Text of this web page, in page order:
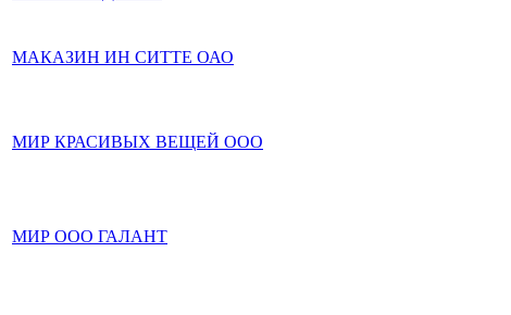
МАКАЗИН ИН СИТТЕ ОАО
МИР КРАСИВЫХ ВЕЩЕЙ ООО
МИР ООО ГАЛАНТ